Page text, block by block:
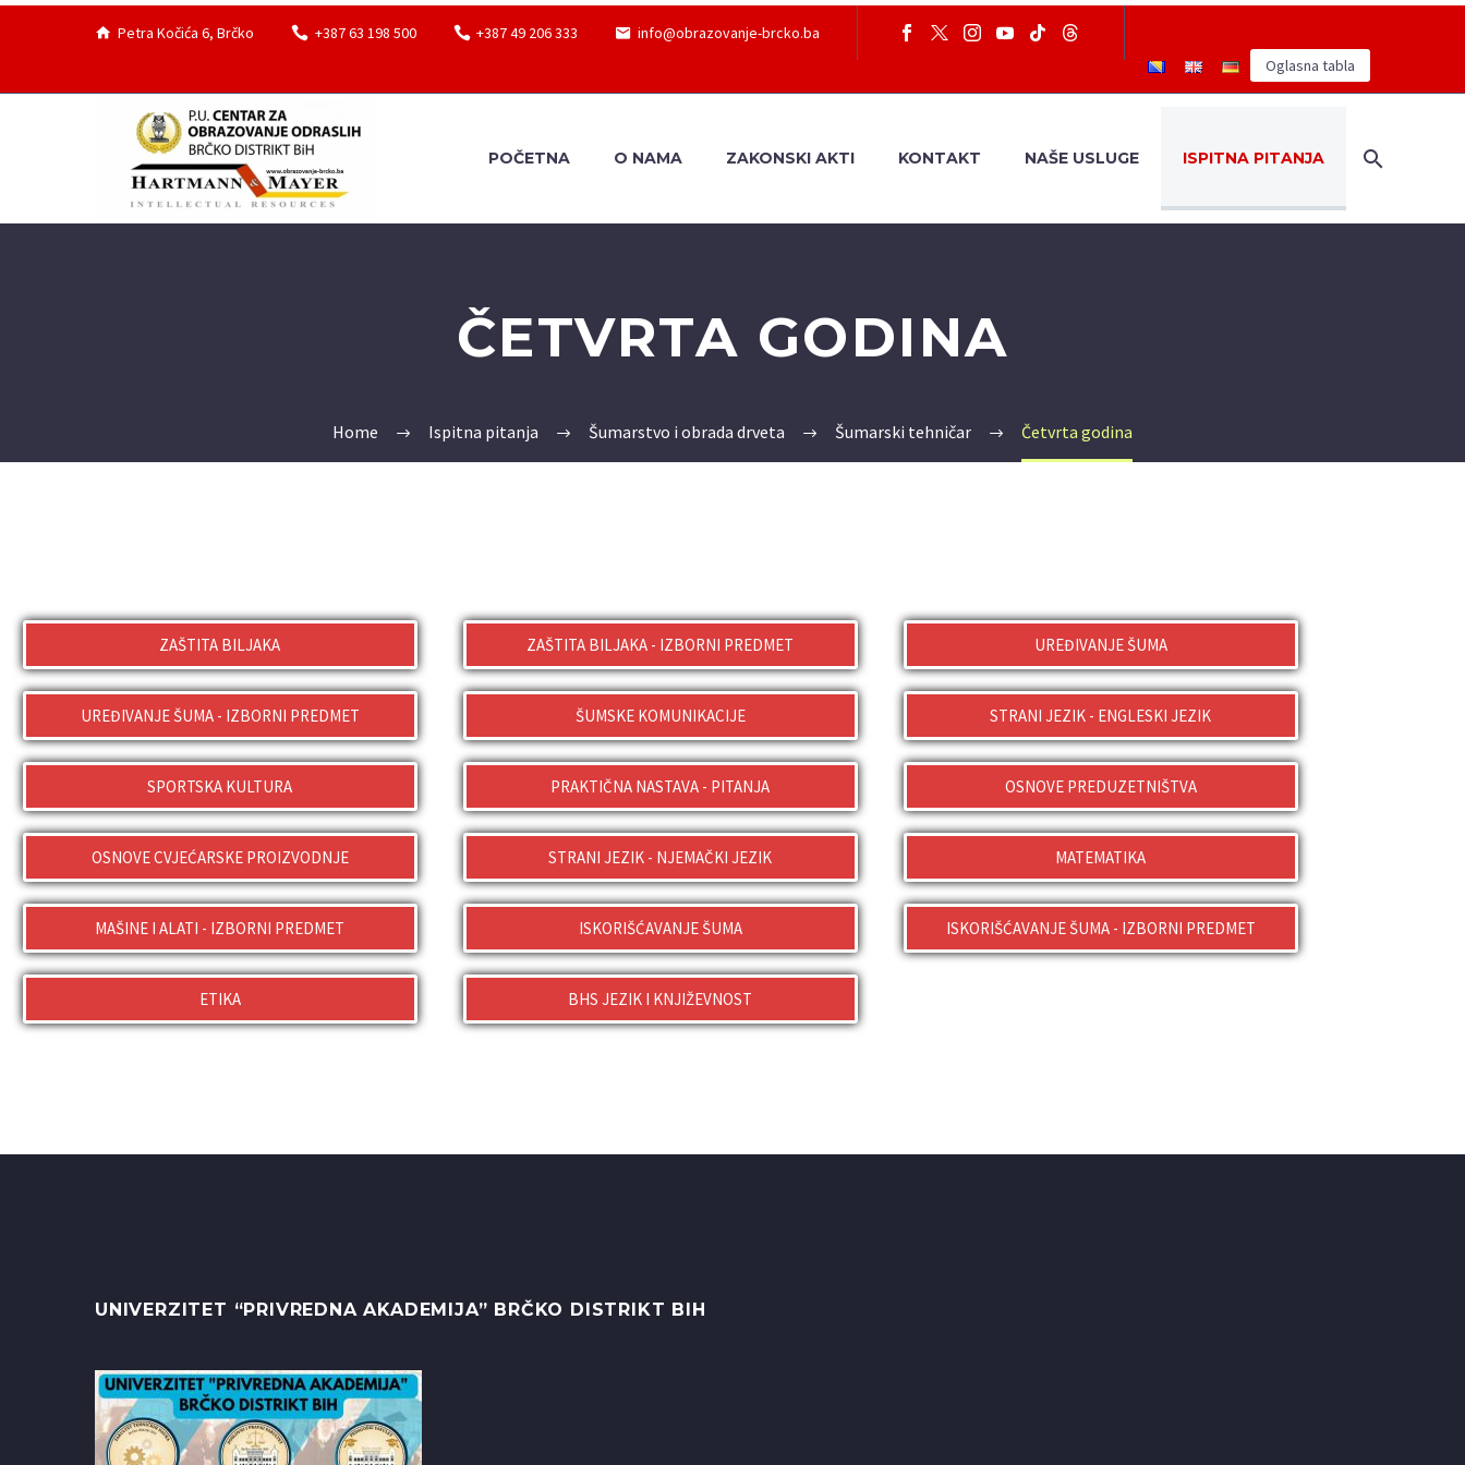
Petra Kočića 6, Brčko +387 63 198 500 +387 49 206 333
info@obrazovanje-brcko.ba
Oglasna tabla
POČETNA O NAMA ZAKONSKI AKTI KONTAKT NAŠE USLUGE ISPITNA PITANJA
ČETVRTA GODINA
Home Ispitna pitanja Šumarstvo i obrada drveta Šumarski tehničar Četvrta godina
ZAŠTITA BILJAKA
UREĐIVANJE ŠUMA - IZBORNI PREDMET
SPORTSKA KULTURA
OSNOVE CVJEĆARSKE PROIZVODNJE
MAŠINE I ALATI - IZBORNI PREDMET
ETIKA
ZAŠTITA BILJAKA - IZBORNI PREDMET
ŠUMSKE KOMUNIKACIJE
PRAKTIČNA NASTAVA - PITANJA
STRANI JEZIK - NJEMAČKI JEZIK
ISKORIŠĆAVANJE ŠUMA
BHS JEZIK I KNJIŽEVNOST
UREĐIVANJE ŠUMA
STRANI JEZIK - ENGLESKI JEZIK
OSNOVE PREDUZETNIŠTVA
MATEMATIKA
ISKORIŠĆAVANJE ŠUMA - IZBORNI PREDMET
UNIVERZITET “PRIVREDNA AKADEMIJA” BRČKO DISTRIKT BIH